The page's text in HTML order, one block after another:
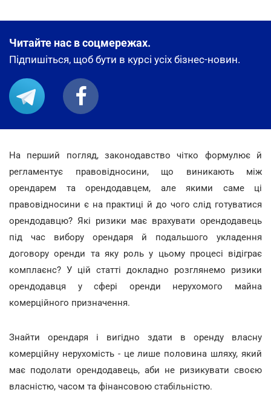
Читайте нас в соцмережах.
Підпишіться, щоб бути в курсі усіх бізнес-новин.
На перший погляд, законодавство чітко формулює й
регламентує правовідносини, що виникають між
орендарем та орендодавцем, але якими саме ці
правовідносини є на практиці й до чого слід готуватися
орендодавцю? Які ризики має врахувати орендодавець
під час вибору орендаря й подальшого укладення
договору оренди та яку роль у цьому процесі відіграє
комплаєнс? У цій статті докладно розглянемо ризики
орендодавця у сфері оренди нерухомого майна
комерційного призначення.
Знайти орендаря і вигідно здати в оренду власну
комерційну нерухомість - це лише половина шляху, який
має подолати орендодавець, аби не ризикувати своєю
власністю, часом та фінансовою стабільністю.